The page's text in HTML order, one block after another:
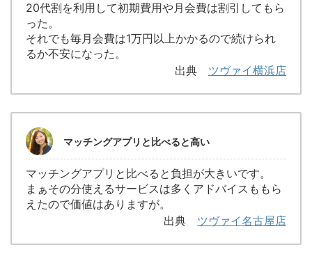
20代割を利用して初期費用や月会費は割引してもら
った。
それでも毎月会費は1万円以上かかるので続けられ
るか不安になった。
出典 ツヴァイ横浜店
マッチングアプリと比べると高い
マッチングアプリと比べると負担が大きいです。
まぁその分使えるサービスは多くアドバイスももら
えたので価値はありますが。
出典 ツヴァイ名古屋店